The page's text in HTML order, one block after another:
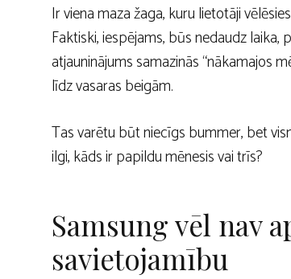
Ir viena maza žaga, kuru lietotāji
Faktiski, iespējams, būs nedaudz
atjauninājums samazinās “nākamajos
līdz vasaras beigām.
Tas varētu būt niecīgs bummer, bet
ilgi, kāds ir papildu mēnesis vai trīs?
Samsung vēl nav
savietojamību